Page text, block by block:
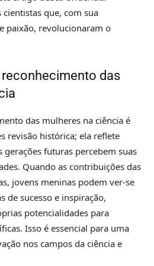
que, com sua
paixão, revolucionaram o
das
das mulheres na ciência é
revisão histórica; ela reflete
futuras percebem suas
Quando as contribuições das
jovens meninas podem ver-se
de sucesso e inspiração,
potencialidades para
Isso é essencial para uma
nos campos da ciência e